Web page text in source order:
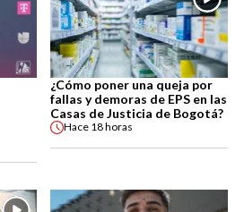
¿Cómo poner una queja por
fallas y demoras de EPS en las
Casas de Justicia de Bogotá?
Hace 18 horas